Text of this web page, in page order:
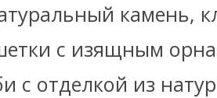
камень,
с изящным
с отделкой из